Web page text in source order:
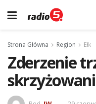
Strona Główna Region Ełk
Zderzenie